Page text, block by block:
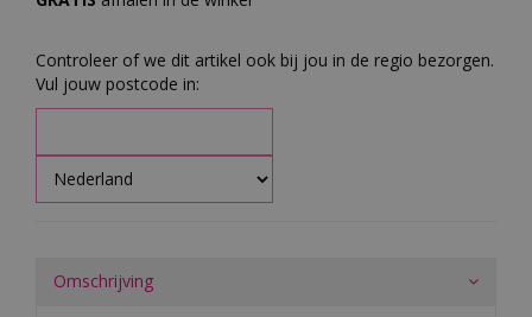
Controleer of we dit artikel ook bij jou in de regio bezorgen.
Vul jouw postcode in:
Omschrijving